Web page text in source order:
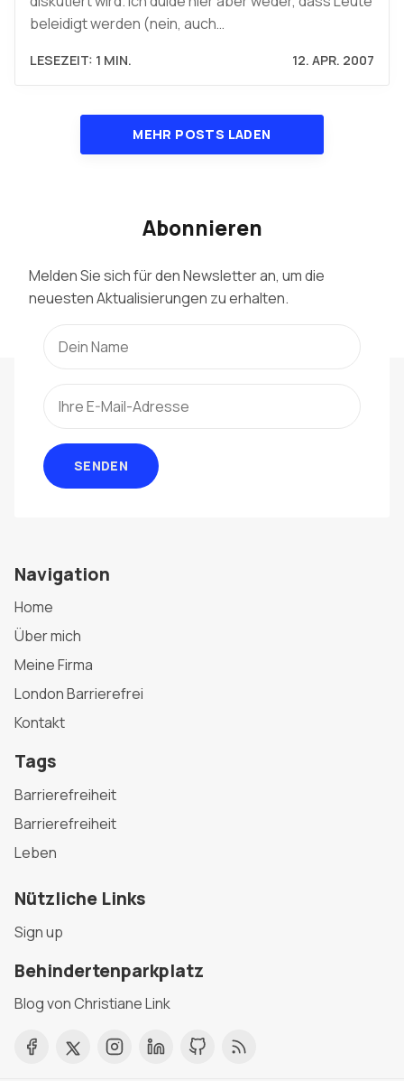
beleidigt werden (nein, auch…
LESEZEIT: 1 MIN. 12. APR. 2007
MEHR POSTS LADEN
Abonnieren
Melden Sie sich für den Newsletter an, um die
neuesten Aktualisierungen zu erhalten.
SENDEN
Navigation
Home
Über mich
Meine Firma
London Barrierefrei
Kontakt
Tags
Barrierefreiheit
Barrierefreiheit
Leben
Nützliche Links
Sign up
Behindertenparkplatz
Blog von Christiane Link